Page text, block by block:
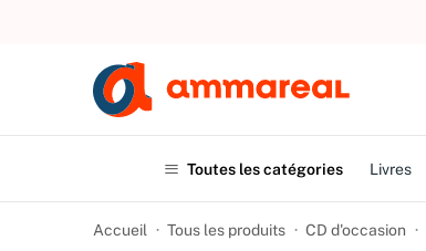
Toutes les catégories Livres
Accueil Tous les produits CD d'occasion